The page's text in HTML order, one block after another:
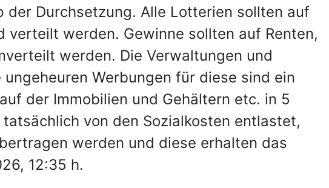
der Durchsetzung. Alle Lotterien sollten auf
werden. Gewinne sollten auf Renten,
werden. Die Verwaltungen und
Werbungen für diese sind ein
der Immobilien und Gehältern etc. in 5
von den Sozialkosten entlastet,
werden und diese erhalten das
12:35 h.